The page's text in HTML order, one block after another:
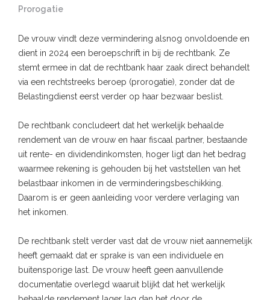
Prorogatie
De vrouw vindt deze vermindering alsnog onvoldoende en
dient in 2024 een beroepschrift in bij de rechtbank. Ze
stemt ermee in dat de rechtbank haar zaak direct behandelt
via een rechtstreeks beroep (prorogatie), zonder dat de
Belastingdienst eerst verder op haar bezwaar beslist.
De rechtbank concludeert dat het werkelijk behaalde
rendement van de vrouw en haar fiscaal partner, bestaande
uit rente- en dividendinkomsten, hoger ligt dan het bedrag
waarmee rekening is gehouden bij het vaststellen van het
belastbaar inkomen in de verminderingsbeschikking.
Daarom is er geen aanleiding voor verdere verlaging van
het inkomen.
De rechtbank stelt verder vast dat de vrouw niet aannemelijk
heeft gemaakt dat er sprake is van een individuele en
buitensporige last. De vrouw heeft geen aanvullende
documentatie overlegd waaruit blijkt dat het werkelijk